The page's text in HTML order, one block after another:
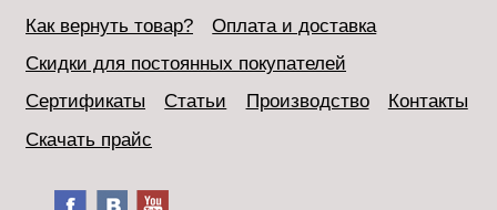
Как вернуть товар?
Оплата и доставка
Скидки для постоянных покупателей
Сертификаты
Статьи Производство
Контакты
Скачать прайс